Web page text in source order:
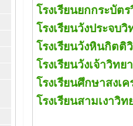
โรงเรียนยกกระบัต
โรงเรียนวังประจบ
โรงเรียนวังหินกิตติ
โรงเรียนวังเจ้าวิทย
โรงเรียนศึกษาสงเ
โรงเรียนสามเงาวิท